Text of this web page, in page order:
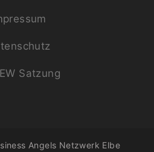
Satzung
Angels Netzwerk Elbe